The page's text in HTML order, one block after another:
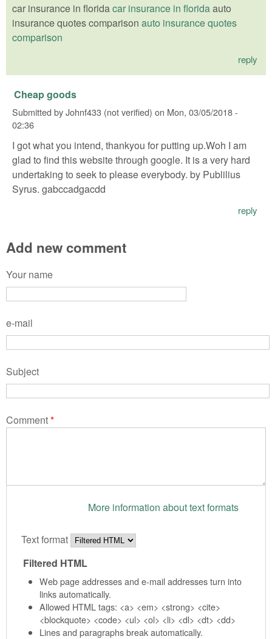
car insurance in floridacar insurance in floridaauto
insurance quotes comparison auto insurance quotes
comparison
reply
Cheap goods
Submitted byJohnf433 (not verified) on Mon, 03/05/2018 -
02:36
I got what you intend, thankyou for putting up.Woh I am
glad to find this website through google. It is a very hard
undertaking to seek to please everybody. by Publilius
Syrus. gabccadgacdd
reply
Add new comment
Your name
e-mail
Subject
Comment*
More information about text formats
Text format
Filtered HTML
Web page addresses and e-mail addresses turn into
links automatically.
Allowed HTML tags: <a> <em> <strong> <cite>
<blockquote> <code> <ul> <ol> <li> <dl> <dt> <dd>
Lines and paragraphs break automatically.